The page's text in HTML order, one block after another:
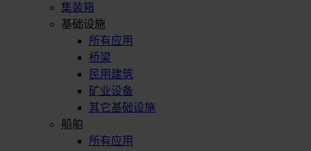
集装箱
基础设施
所有应用
桥梁
民用建筑
矿业设备
其它基础设施
船舶
所有应用